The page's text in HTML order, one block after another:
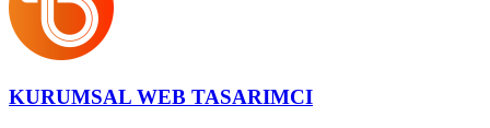
KURUMSAL WEB TASARIMCI